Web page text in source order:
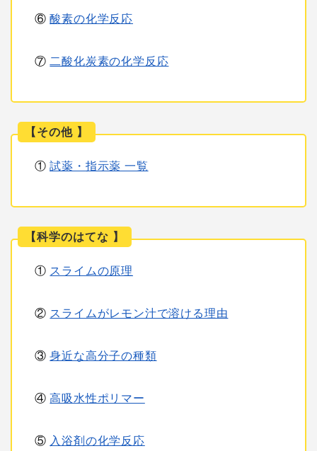
⑥酸素の化学反応
⑦ 二酸化炭素の化学反応
【その他 】
①試薬・指示薬 一覧
【科学のはてな 】
① スライムの原理
② スライムがレモン汁で溶ける理由
③身近な高分子の種類
④高吸水性ポリマー
⑤ 入浴剤の化学反応